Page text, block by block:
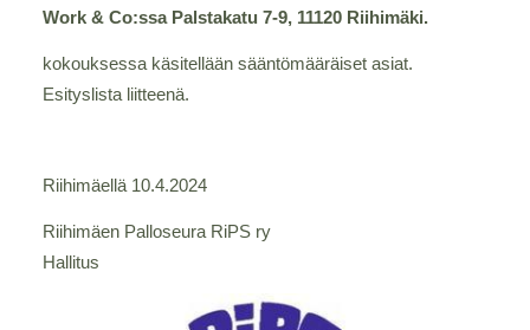
Work & Co:ssa Palstakatu 7-9, 11120 Riihimäki.
kokouksessa käsitellään sääntömääräiset asiat.
Esityslista liitteenä.
Riihimäellä 10.4.2024
Riihimäen Palloseura RiPS ry
Hallitus